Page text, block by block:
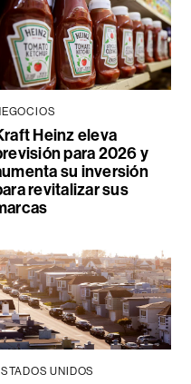
Heinz eleva
para 2026 y
su inversión
revitalizar sus
UNIDOS